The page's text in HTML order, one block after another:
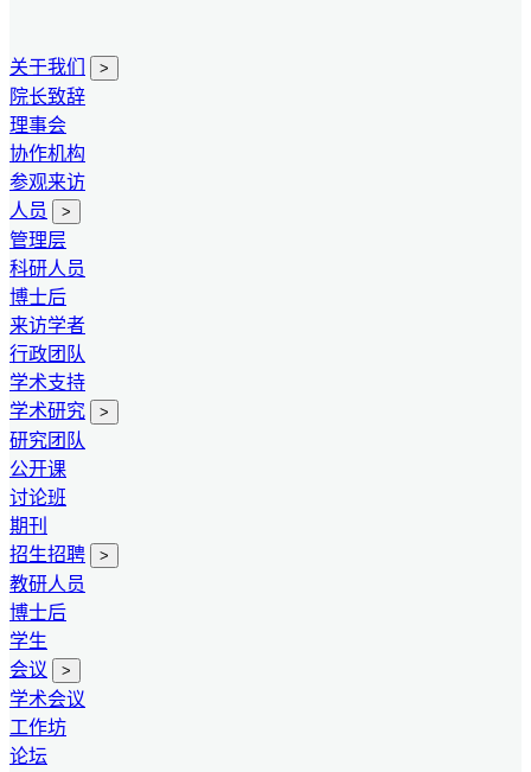
关于我们 >
院长致辞
理事会
协作机构
参观来访
人员
>
管理层
科研人员
博士后
来访学者
行政团队
学术支持
学术研究
>
研究团队
公开课
讨论班
期刊
招生招聘
>
教研人员
博士后
学生
会议
>
学术会议
工作坊
论坛